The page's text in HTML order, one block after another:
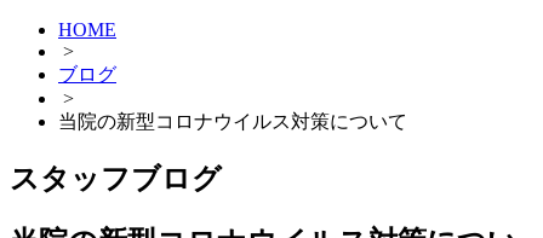
HOME
>
ブログ
>
当院の新型コロナウイルス対策について
スタッフブログ